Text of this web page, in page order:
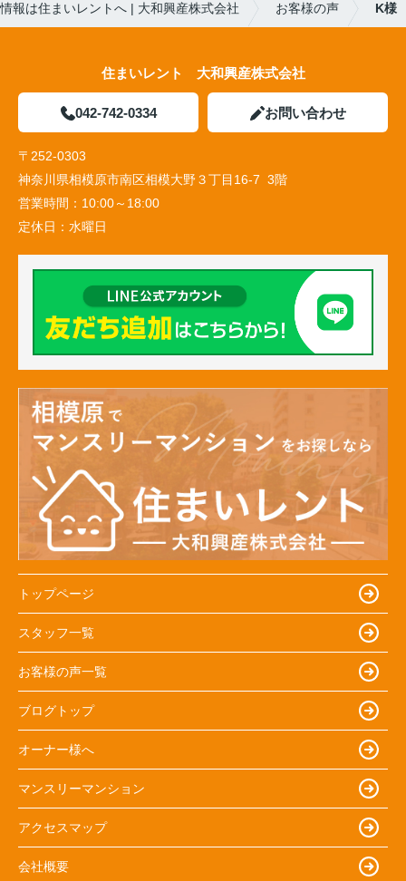
報は住まいレントへ | 大和興産株式会社 お客様の声 K様
住まいレント 大和興産株式会社
042-742-0334 お問い合わせ
〒252-0303
神奈川県相模原市南区相模大野３丁目16-7 3階
営業時間： 10:00～18:00
定休日： 水曜日
トップページ
スタッフ一覧
お客様の声一覧
ブログトップ
オーナー様へ
マンスリーマンション
アクセスマップ
会社概要